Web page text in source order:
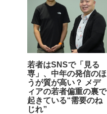
若者はSNSで「見る
専」、中年の発信のほ
うが質が高い？ メデ
ィアの若者偏重の裏で
起きている“需要のね
じれ”